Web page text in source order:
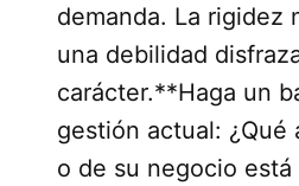
demanda. La rigidez
una debilidad
carácter.**Haga un
gestión actual: ¿Qué
o de su negocio está